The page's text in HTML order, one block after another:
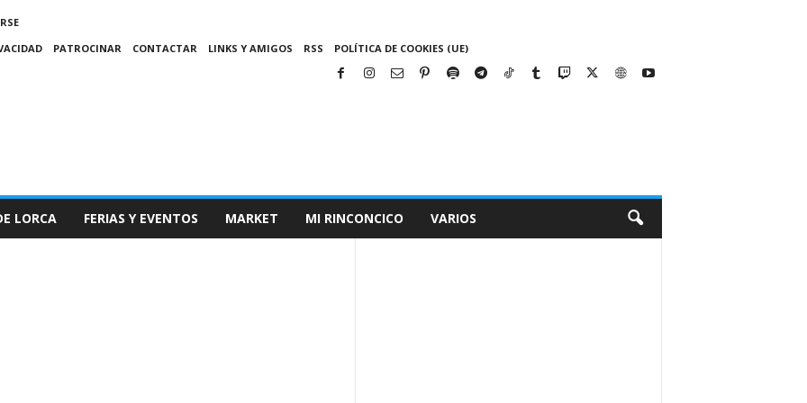
PATROCINAR CONTACTAR LINKS Y AMIGOS RSS POLÍTICA DE COOKIES (UE)
LORCA FERIAS Y EVENTOS MARKET MI RINCONCICO VARIOS